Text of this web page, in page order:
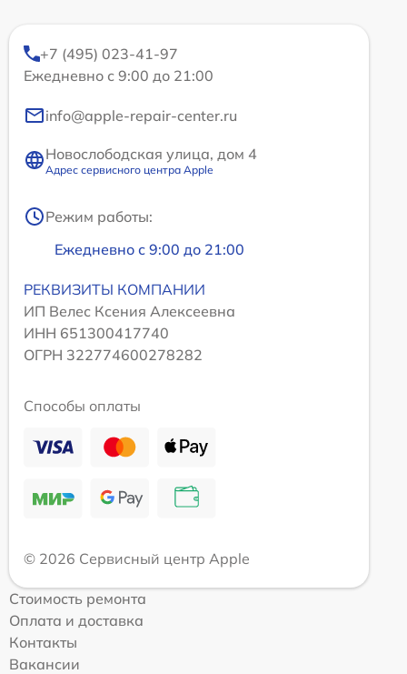
+7 (495) 023-41-97
Ежедневно с 9:00 до 21:00
info@apple-repair-center.ru
Новослободская улица, дом 4
Адрес сервисного центра Apple
Режим работы:
Ежедневно с 9:00 до 21:00
РЕКВИЗИТЫ КОМПАНИИ
ИП Велес Ксения Алексеевна
ИНН 651300417740
ОГРН 322774600278282
Способы оплаты
© 2026 Сервисный центр Apple
Стоимость ремонта
Оплата и доставка
Контакты
Вакансии